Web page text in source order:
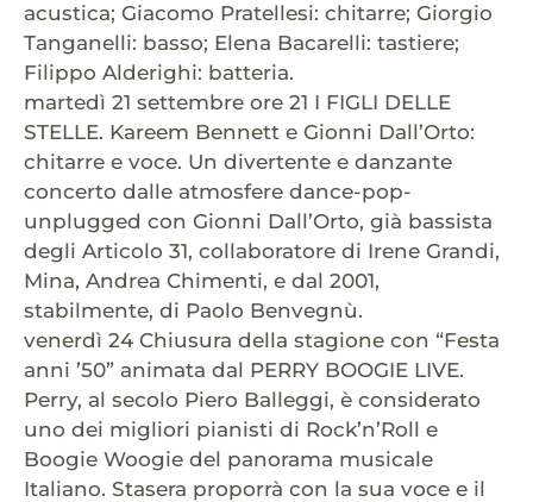
acustica; Giacomo Pratellesi: chitarre; Giorgio
Tanganelli: basso; Elena Bacarelli: tastiere;
Filippo Alderighi: batteria.
martedì 21 settembre ore 21 I FIGLI DELLE
STELLE. Kareem Bennett e Gionni Dall’Orto:
chitarre e voce. Un divertente e danzante
concerto dalle atmosfere dance-pop-
unplugged con Gionni Dall’Orto, già bassista
degli Articolo 31, collaboratore di Irene Grandi,
Mina, Andrea Chimenti, e dal 2001,
stabilmente, di Paolo Benvegnù.
venerdì 24 Chiusura della stagione con “Festa
anni ’50” animata dal PERRY BOOGIE LIVE.
Perry, al secolo Piero Balleggi, è considerato
uno dei migliori pianisti di Rock’n’Roll e
Boogie Woogie del panorama musicale
Italiano. Stasera proporrà con la sua voce e il